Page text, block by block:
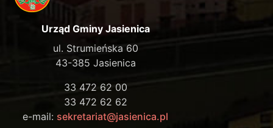
Urząd Gminy Jasienica
ul. Strumieńska 60
43-385 Jasienica
33 472 62 00
33 472 62 62
e-mail: sekretariat@jasienica.pl